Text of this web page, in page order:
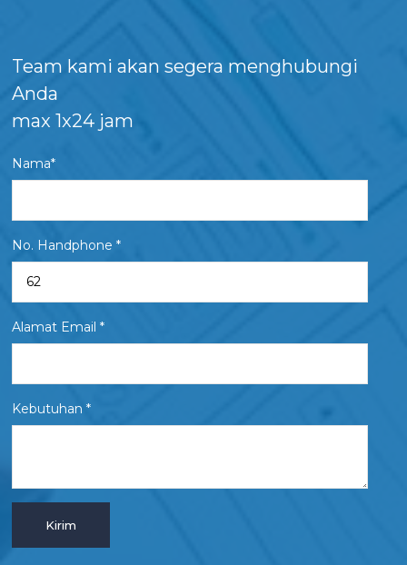
Team kami akan segera menghubungi
Anda
max 1x24 jam
Nama*
No. Handphone *
Alamat Email *
Kebutuhan *